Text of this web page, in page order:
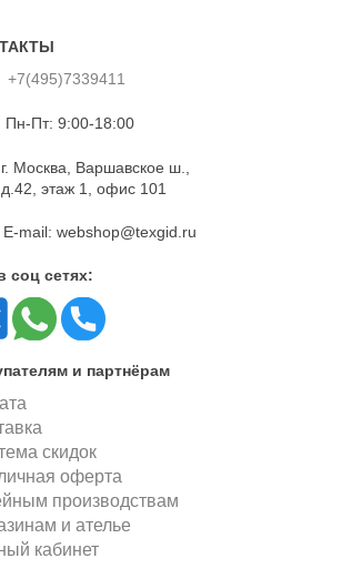
+7(495)7339411
Пн-Пт: 9:00-18:00
г. Москва, Варшавское ш.,
д.42, этаж 1, офис 101
E-mail: webshop@texgid.ru
соц сетях:
и партнёрам
скидок
оферта
производствам
и ателье
кабинет